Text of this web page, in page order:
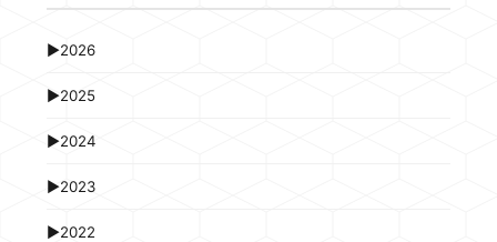
►2026
►2025
►2024
►2023
►2022